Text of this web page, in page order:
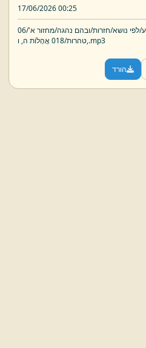
17/06/2026 00:25
לפי נושא/חזרות/ובהם נהגה/מחזור א'/06
טהרות/018 אֲהָלוֹת ה, ו,.mp3
הורד